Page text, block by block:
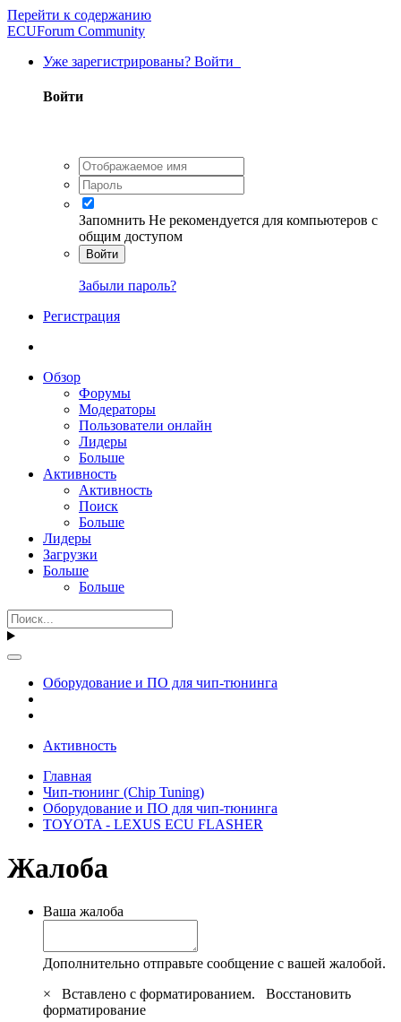
Перейти к содержанию
ECUForum Community
Уже зарегистрированы? Войти
Войти
Запомнить Не рекомендуется для компьютеров с
общим доступом
Войти
Забыли пароль?
Регистрация
Обзор
Форумы
Модераторы
Пользователи онлайн
Лидеры
Больше
Активность
Активность
Поиск
Больше
Лидеры
Загрузки
Больше
Больше
Оборудование и ПО для чип-тюнинга
Активность
Главная
Чип-тюнинг (Chip Tuning)
Оборудование и ПО для чип-тюнинга
TOYOTA - LEXUS ECU FLASHER
Жалоба
Ваша жалоба
Дополнительно отправьте сообщение с вашей жалобой.
×
Вставлено с форматированием. Восстановить
форматирование